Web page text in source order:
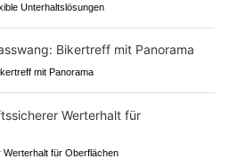
Unterhaltslösungen
mit Panorama
für Oberflächen